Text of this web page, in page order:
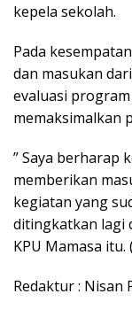
kepela sekolah.
Pada
dan masukan
evaluasi
memaksimalkan
” Saya berharap
memberikan
kegiatan yang
ditingkatkan lagi
KPU Mamasa itu.
Redaktur : Nisan